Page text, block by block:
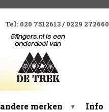
Tel: 020 7512613 / 0229 272660
andere merken ▼ Info